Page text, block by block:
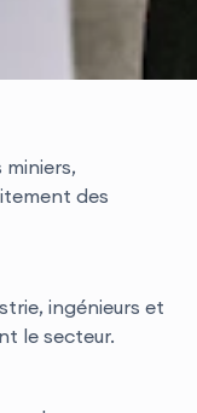
des
ingénieurs et
le secteur.